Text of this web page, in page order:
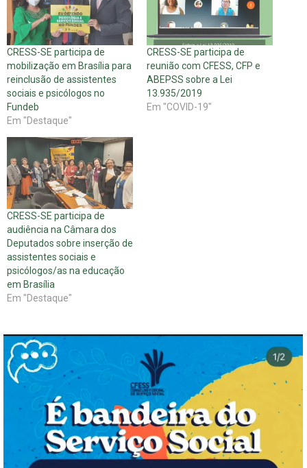
CRESS-SE participa de
mobilização em Brasília para
reinclusão de assistentes
sociais e psicólogos no
Fundeb
Em "Destaque"
CRESS-SE participa de
reunião com CFESS, CFP e
ABEPSS sobre a Lei
13.935/2019
Em "COVID-19"
CRESS-SE participa de
audiência na Câmara dos
Deputados sobre inserção de
assistentes sociais e
psicólogos/as na educação
em Brasília
Em "Destaque"